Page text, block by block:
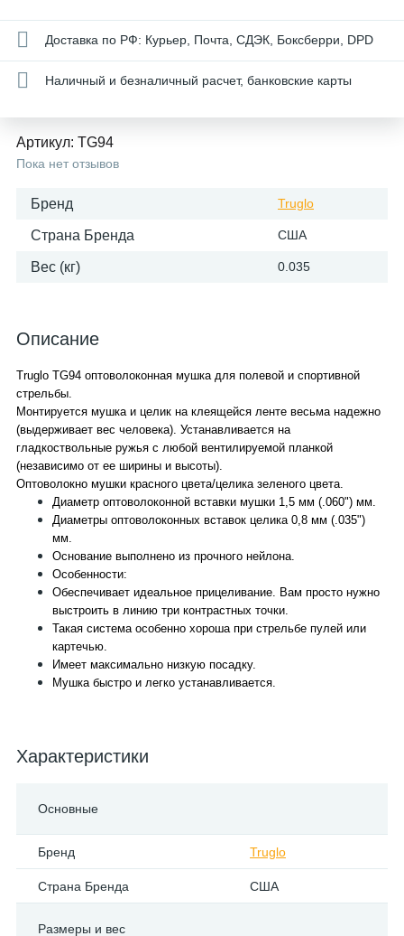
Доставка по РФ: Курьер, Почта, СДЭК, Боксберри, DPD
Наличный и безналичный расчет, банковские карты
Артикул: TG94
Пока нет отзывов
Бренд Truglo
Страна Бренда США
Вес (кг) 0.035
Описание
Truglo TG94 оптоволоконная мушка для полевой и спортивной
стрельбы.
Монтируется мушка и целик на клеящейся ленте весьма надежно
(выдерживает вес человека). Устанавливается на
гладкоствольные ружья с любой вентилируемой планкой
(независимо от ее ширины и высоты).
Оптоволокно мушки красного цвета/целика зеленого цвета.
Диаметр оптоволоконной вставки мушки 1,5 мм (.060") мм.
Диаметры оптоволоконных вставок целика 0,8 мм (.035")
мм.
Основание выполнено из прочного нейлона.
Особенности:
Обеспечивает идеальное прицеливание. Вам просто нужно
выстроить в линию три контрастных точки.
Такая система особенно хороша при стрельбе пулей или
картечью.
Имеет максимально низкую посадку.
Мушка быстро и легко устанавливается.
Характеристики
Основные
Бренд Truglo
Страна Бренда США
Размеры и вес